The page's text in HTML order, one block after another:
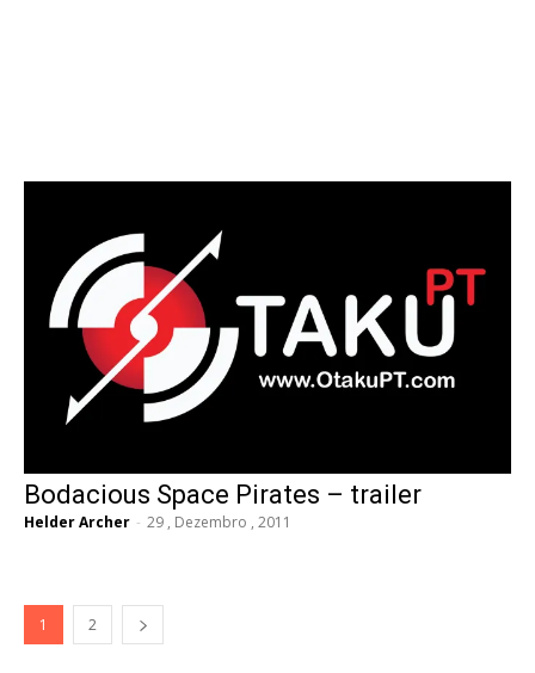
Bodacious Space Pirates – trailer
Helder Archer - 29 , Dezembro , 2011
1 2